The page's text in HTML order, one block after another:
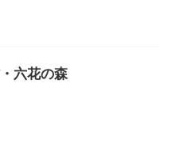
六花の森